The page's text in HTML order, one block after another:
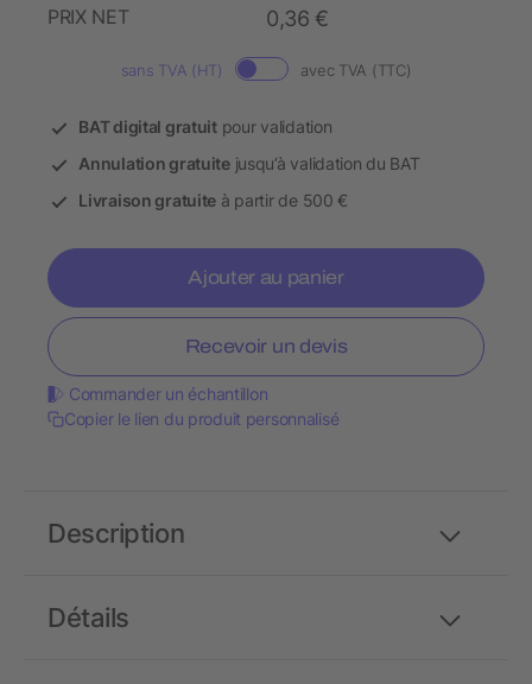
PRIX NET
0,36 €
sans TVA (HT) avec TVA (TTC)
BAT digital gratuitpour validation
Annulation gratuitejusqu’à validation du BAT
Livraison gratuite à partir de 500 €
Ajouter au panier
Recevoir un devis
Commander un échantillon
Copier le lien du produit personnalisé
Détails
Description